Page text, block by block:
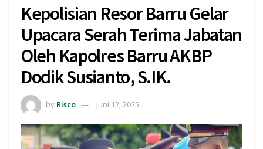
Kepolisian Resor Barru Gelar
Upacara Serah Terima Jabatan
Oleh Kapolres Barru AKBP
Dodik Susianto, S.IK.
by Risco Juni 12, 2025